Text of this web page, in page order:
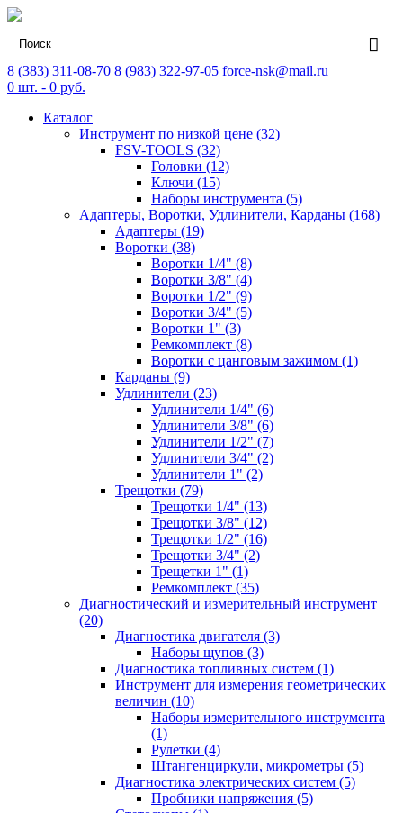
8 (383) 311-08-70 8 (983) 322-97-05 force-nsk@mail.ru
0 шт. - 0 руб.
Каталог
Инструмент по низкой цене (32)
FSV-TOOLS (32)
Головки (12)
Ключи (15)
Наборы инструмента (5)
Адаптеры, Воротки, Удлинители, Карданы (168)
Адаптеры (19)
Воротки (38)
Воротки 1/4" (8)
Воротки 3/8" (4)
Воротки 1/2" (9)
Воротки 3/4" (5)
Воротки 1" (3)
Ремкомплект (8)
Воротки с цанговым зажимом (1)
Карданы (9)
Удлинители (23)
Удлинители 1/4" (6)
Удлинители 3/8" (6)
Удлинители 1/2" (7)
Удлинители 3/4" (2)
Удлинители 1" (2)
Трещотки (79)
Трещотки 1/4" (13)
Трещотки 3/8" (12)
Трещотки 1/2" (16)
Трещотки 3/4" (2)
Трещетки 1" (1)
Ремкомплект (35)
Диагностический и измерительный инструмент
(20)
Диагностика двигателя (3)
Наборы щупов (3)
Диагностика топливных систем (1)
Инструмент для измерения геометрических
величин (10)
Наборы измерительного инструмента
(1)
Рулетки (4)
Штангенциркули, микрометры (5)
Диагностика электрических систем (5)
Пробники напряжения (5)